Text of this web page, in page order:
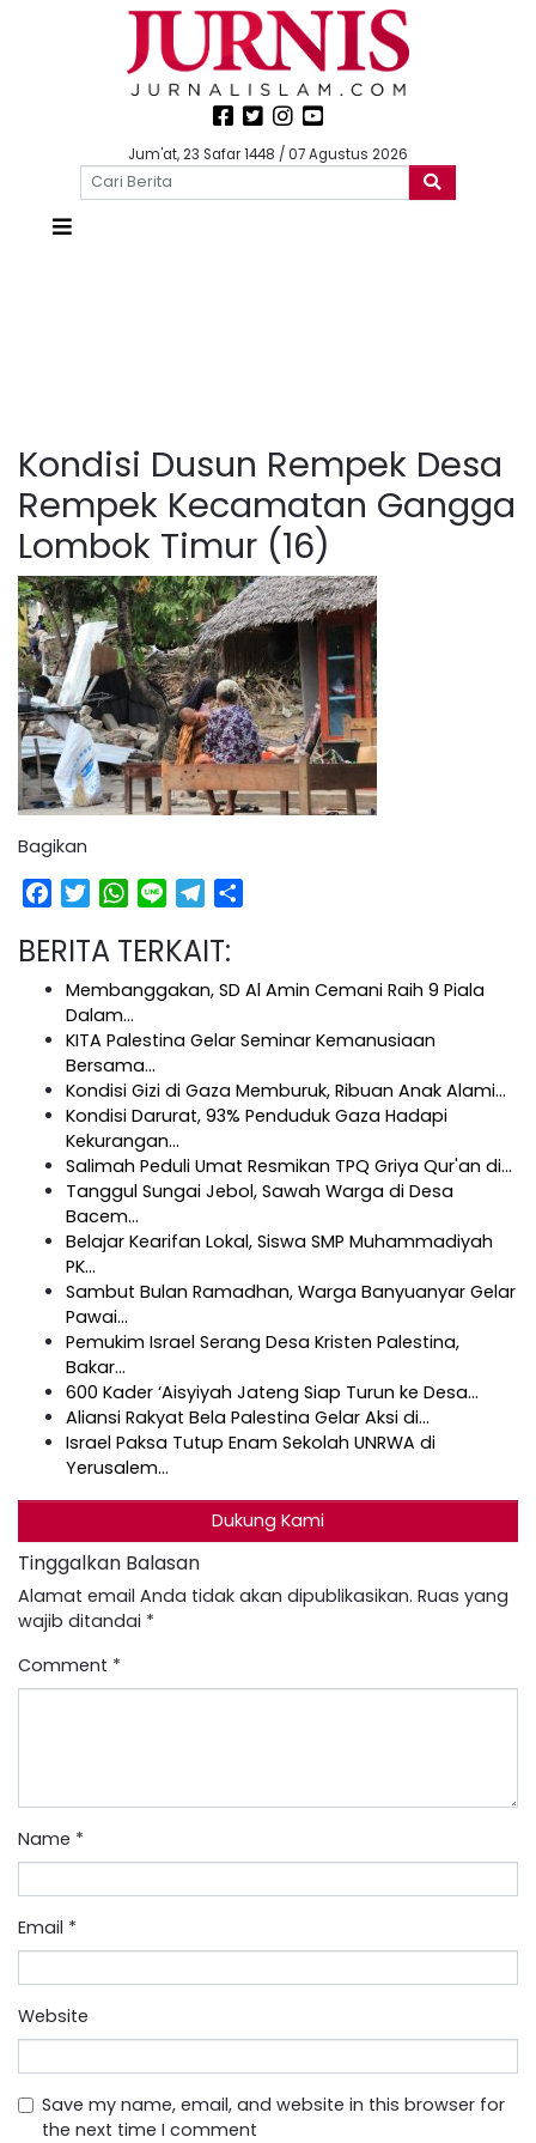
Jum'at, 23 Safar 1448 / 07 Agustus 2026
Kondisi Dusun Rempek Desa
Rempek Kecamatan Gangga
Lombok Timur (16)
Bagikan
Facebook
TwitterWhatsApp
Line Telegram
BERITA TERKAIT:
Membanggakan, SD Al Amin Cemani Raih 9 Piala
Dalam…
KITA Palestina Gelar Seminar Kemanusiaan
Bersama…
Kondisi Gizi di Gaza Memburuk, Ribuan Anak Alami…
Kondisi Darurat, 93% Penduduk Gaza Hadapi
Kekurangan…
Salimah Peduli Umat Resmikan TPQ Griya Qur'an di…
Tanggul Sungai Jebol, Sawah Warga di Desa
Bacem…
Belajar Kearifan Lokal, Siswa SMP Muhammadiyah
PK…
Sambut Bulan Ramadhan, Warga Banyuanyar Gelar
Pawai…
Pemukim Israel Serang Desa Kristen Palestina,
Bakar…
600 Kader ‘Aisyiyah Jateng Siap Turun ke Desa…
Aliansi Rakyat Bela Palestina Gelar Aksi di…
Israel Paksa Tutup Enam Sekolah UNRWA di
Yerusalem…
Dukung Kami
Tinggalkan Balasan
Alamat email Anda tidak akan dipublikasikan. Ruas yang
wajib ditandai *
Comment *
Name *
Email *
Website
Save my name, email, and website in this browser for
the next time I comment